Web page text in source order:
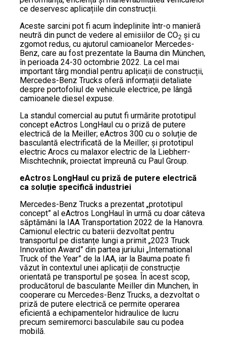
ce deservesc aplicațiile din construcții.
Aceste sarcini pot fi acum îndeplinite într-o manieră
neutră din punct de vedere al emisiilor de CO2 și cu
zgomot redus, cu ajutorul camioanelor Mercedes-
Benz, care au fost prezentate la Bauma din München,
în perioada 24-30 octombrie 2022. La cel mai
important târg mondial pentru aplicații de construcții,
Mercedes-Benz Trucks oferă informații detaliate
despre portofoliul de vehicule electrice, pe lângă
camioanele diesel expuse.
La standul comercial au putut fi urmărite prototipul
concept eActros LongHaul cu o priză de putere
electrică de la Meiller; eActros 300 cu o soluție de
basculantă electrificată de la Meiller; și prototipul
electric Arocs cu malaxor electric de la Liebherr-
Mischtechnik, proiectat împreună cu Paul Group.
eActros LongHaul cu priză de putere electrică
ca soluție specifică industriei
Mercedes-Benz Trucks a prezentat „prototipul
concept” al eActros LongHaul în urmă cu doar câteva
săptămâni la IAA Transportation 2022 de la Hanovra.
Camionul electric cu baterii dezvoltat pentru
transportul pe distanțe lungi a primit „2023 Truck
Innovation Award” din partea juriului „International
Truck of the Year” de la IAA, iar la Bauma poate fi
văzut în contextul unei aplicații de construcție
orientată pe transportul pe șosea. În acest scop,
producătorul de basculante Meiller din Munchen, în
cooperare cu Mercedes-Benz Trucks, a dezvoltat o
priză de putere electrică ce permite operarea
eficientă a echipamentelor hidraulice de lucru
precum semiremorci basculabile sau cu podea
mobilă.